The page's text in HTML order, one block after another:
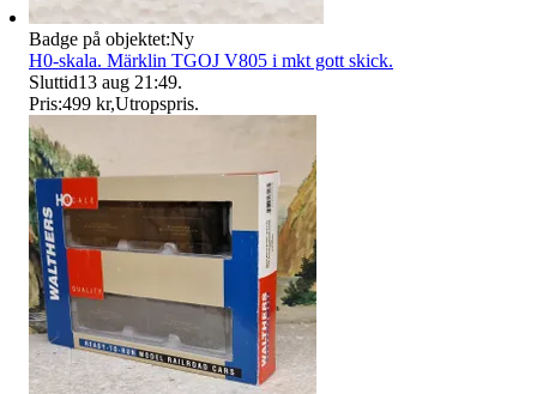
Badge på objektet:Ny
H0-skala. Märklin TGOJ V805 i mkt gott skick.
Sluttid13 aug 21:49.
Pris:499 kr,Utropspris.